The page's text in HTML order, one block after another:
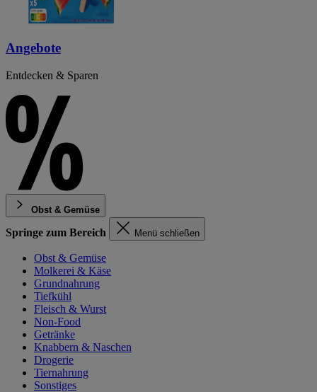
Angebote
Entdecken & Sparen
Obst & Gemüse
Springe zum Bereich Menü schließen
Obst & Gemüse
Molkerei & Käse
Grundnahrung
Tiefkühl
Fleisch & Wurst
Non-Food
Getränke
Knabbern & Naschen
Drogerie
Tiernahrung
Sonstiges